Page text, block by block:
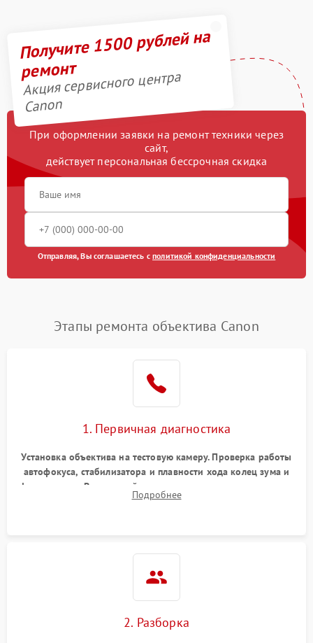
Получите 1500 рублей на
ремонт
Акция сервисного центра
Canon
При оформлении заявки на ремонт техники через
сайт,
действует персональная бессрочная скидка
Отправляя, Вы соглашаетесь сполитикой конфиденциальности
Этапы ремонта объектива Canon
1. Первичная диагностика
Установка объектива на тестовую камеру. Проверка работы
автофокуса, стабилизатора и плавности хода колец зума и
фокусировки. Визуальный осмотр линз на наличие царапин,
грибка, пыли и оценка состояния контактов байонета.
Подробнее
2. Разборка